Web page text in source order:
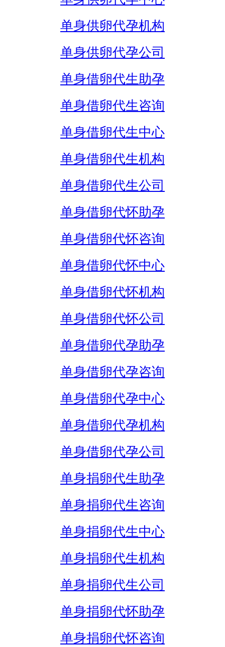
单身供卵代孕机构
单身供卵代孕公司
单身借卵代生助孕
单身借卵代生咨询
单身借卵代生中心
单身借卵代生机构
单身借卵代生公司
单身借卵代怀助孕
单身借卵代怀咨询
单身借卵代怀中心
单身借卵代怀机构
单身借卵代怀公司
单身借卵代孕助孕
单身借卵代孕咨询
单身借卵代孕中心
单身借卵代孕机构
单身借卵代孕公司
单身捐卵代生助孕
单身捐卵代生咨询
单身捐卵代生中心
单身捐卵代生机构
单身捐卵代生公司
单身捐卵代怀助孕
单身捐卵代怀咨询